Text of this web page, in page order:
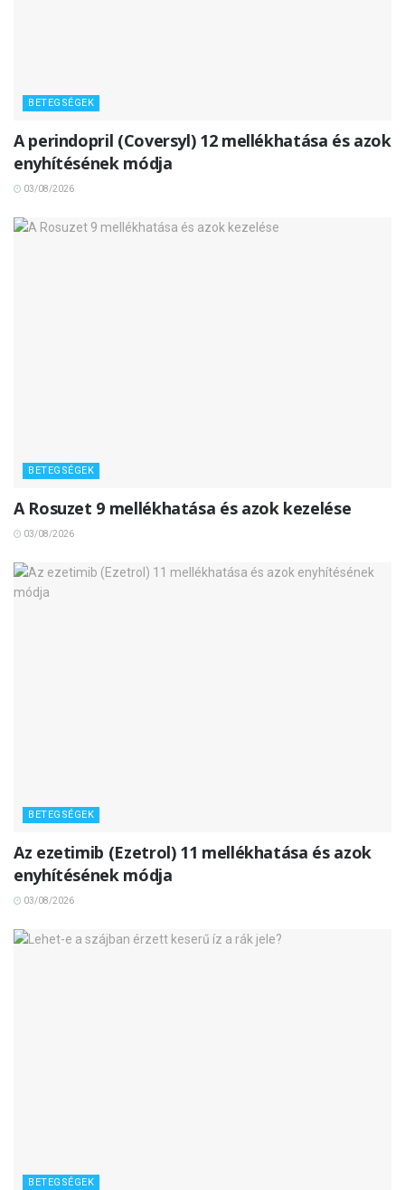
BETEGSÉGEK
A perindopril (Coversyl) 12 mellékhatása és azok
enyhítésének módja
03/08/2026
BETEGSÉGEK
A Rosuzet 9 mellékhatása és azok kezelése
03/08/2026
BETEGSÉGEK
Az ezetimib (Ezetrol) 11 mellékhatása és azok
enyhítésének módja
03/08/2026
BETEGSÉGEK